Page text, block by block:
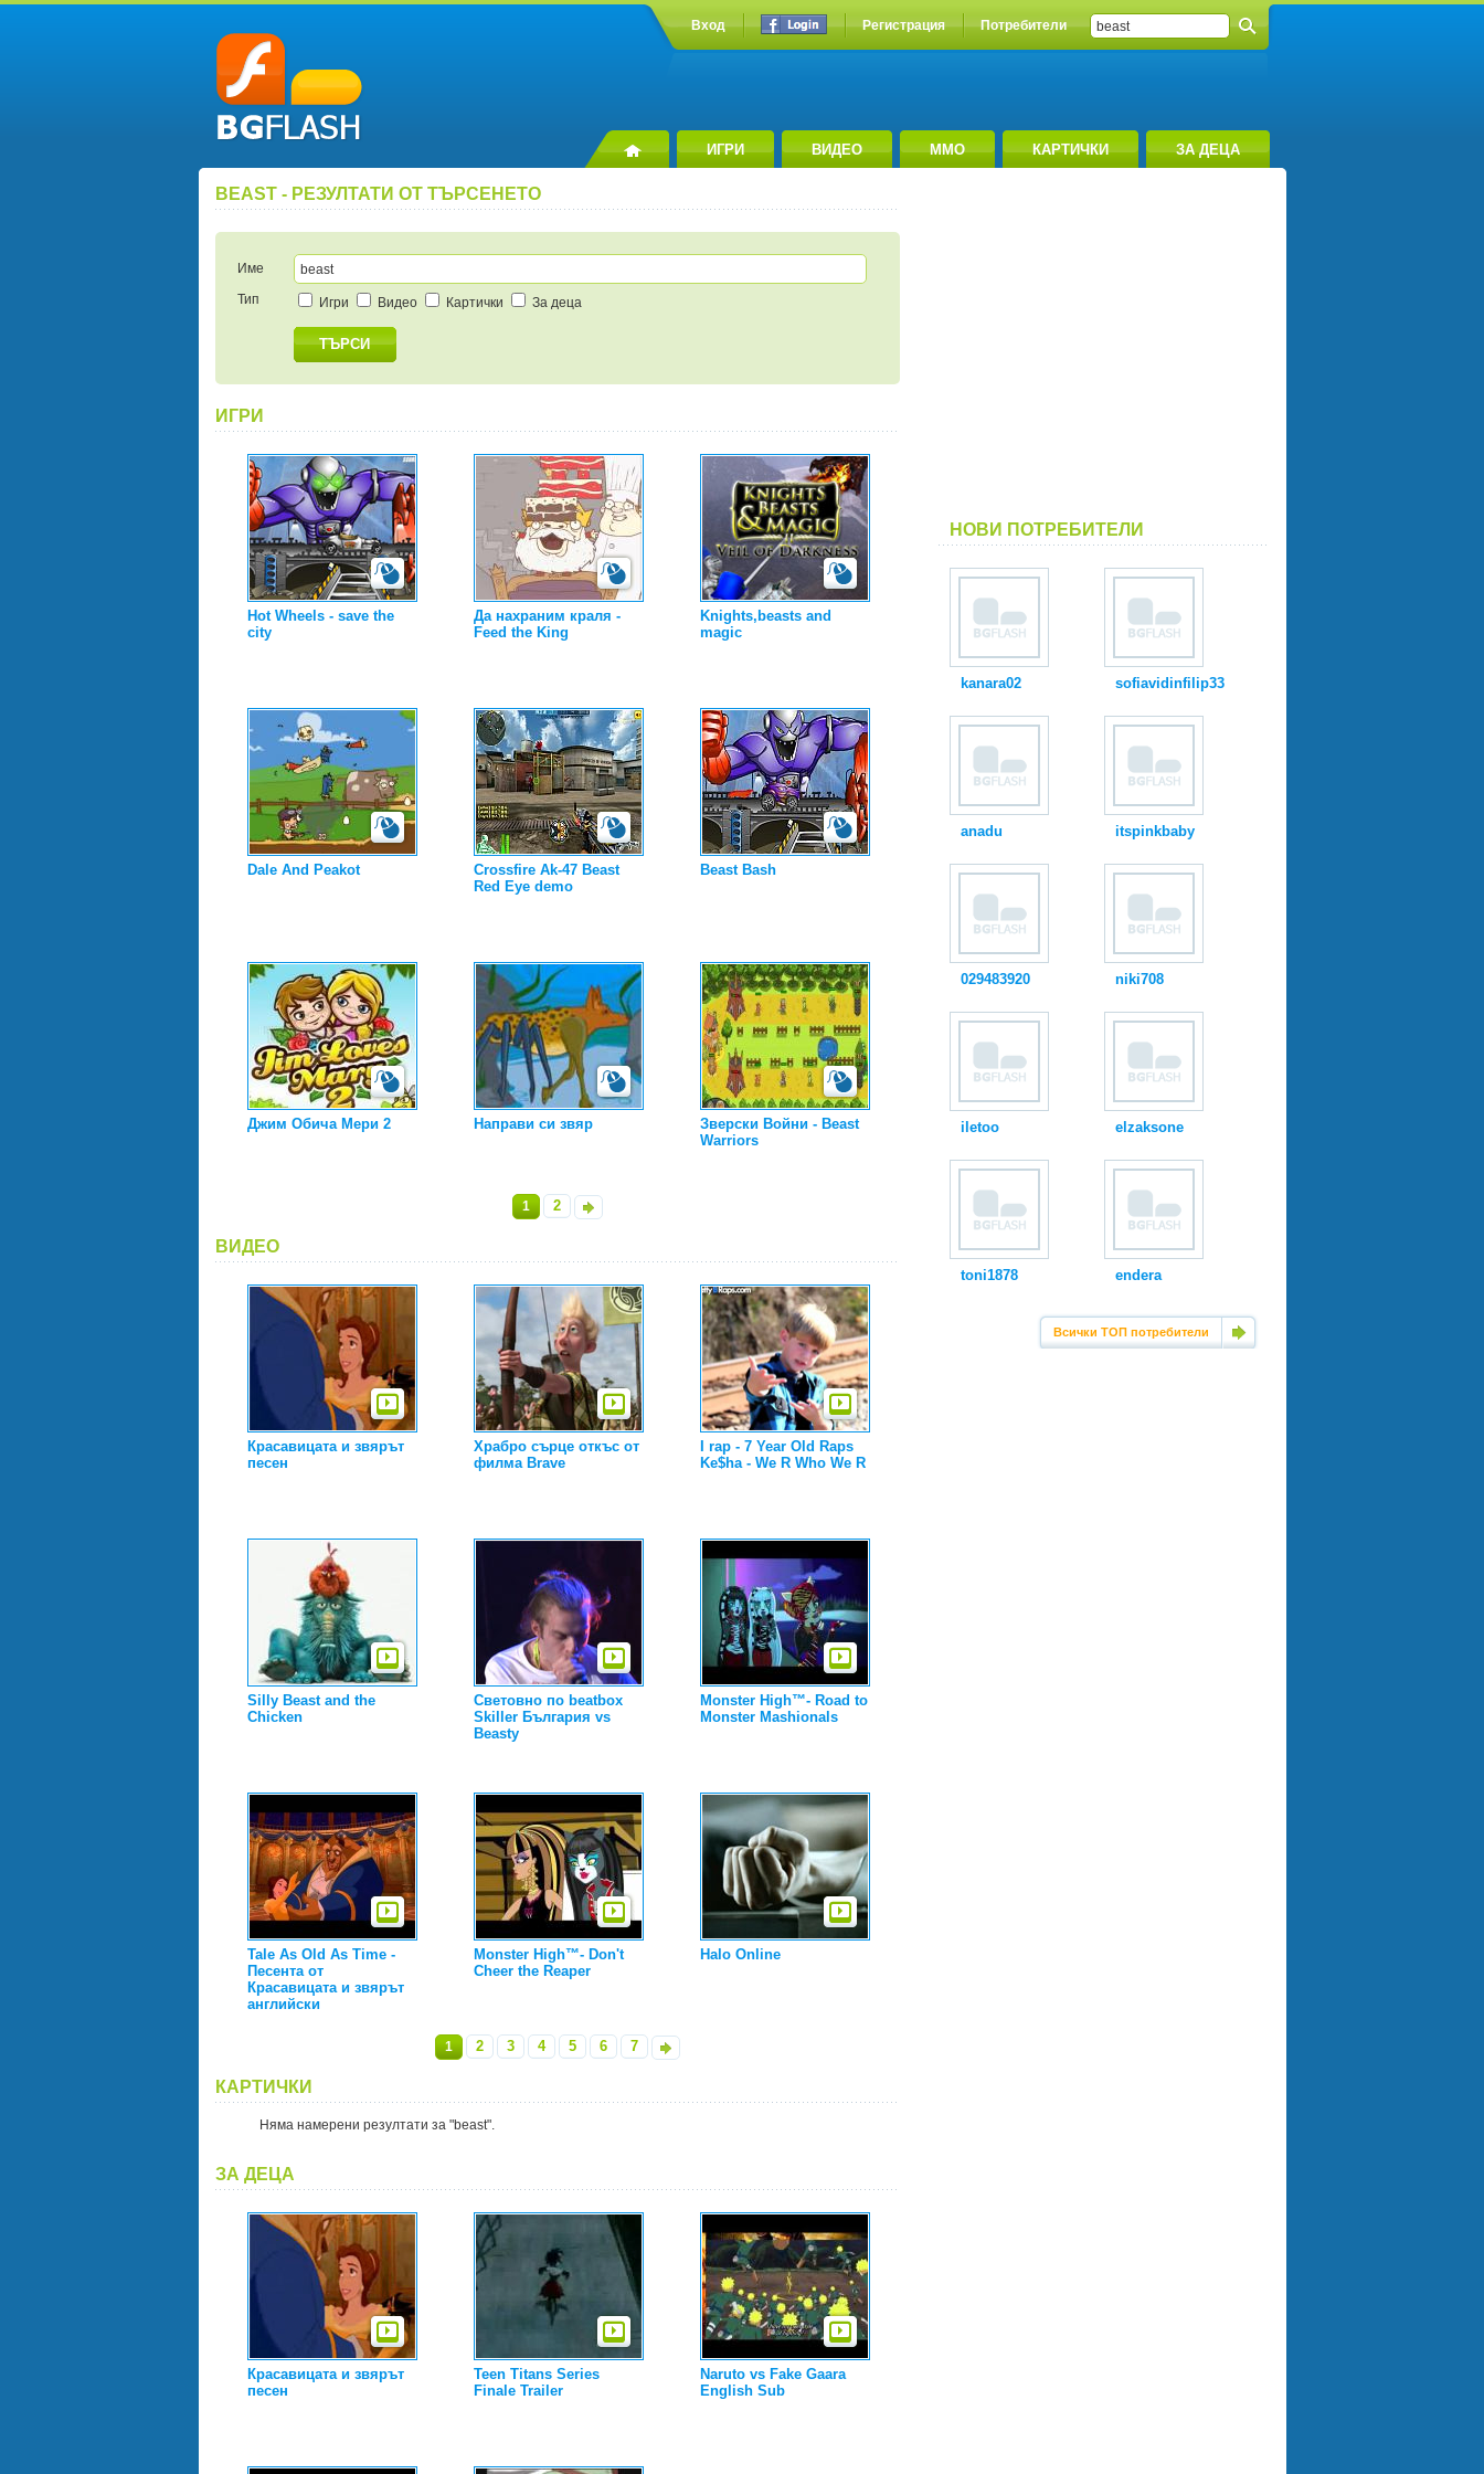
Вход Регистрация Потребители
ИГРИ ВИДЕО MMO КАРТИЧКИ ЗА ДЕЦА
BEAST - РЕЗУЛТАТИ ОТ ТЪРСЕНЕТО
Име
Тип
Игри Видео Картички За деца
ТЪРСИ
ИГРИ
Hot Wheels - save the
city
Да нахраним краля -
Feed the King
Knights,beasts and
magic
Dale And Peakot
Crossfire Ak-47 Beast
Red Eye demo
Beast Bash
Джим Обича Мери 2 Направи си звяр
Зверски Войни - Beast
Warriors
1 2»
ВИДЕО
Красавицата и звярът
песен
Храбро сърце откъс от
филма Brave
I rap - 7 Year Old Raps
Ke$ha - We R Who We R
Silly Beast and the
Chicken
Световно по beatbox
Skiller България vs
Beasty
Monster High™- Road to
Monster Mashionals
Tale As Old As Time -
Песента от
Красавицата и звярът
английски
Monster High™- Don't
Cheer the Reaper
Halo Online
1 2 3 4 5 6 7»
КАРТИЧКИ
Няма намерени резултати за "beast".
ЗА ДЕЦА
Красавицата и звярът
песен
Teen Titans Series
Finale Trailer
Naruto vs Fake Gaara
English Sub
НОВИ ПОТРЕБИТЕЛИ
kanara02 sofiavidinfilip33
anadu itspinkbaby
029483920 niki708
iletoo elzaksone
toni1878 endera
Всички ТОП потребители